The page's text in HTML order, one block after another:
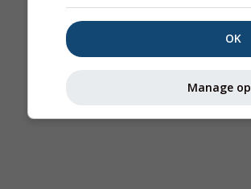
OK
Manage